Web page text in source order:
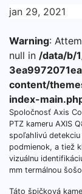
jan 29, 2021
Warning:
null in /data/b/
content/
index-
Spoločnosť Axis
PTZ kameru AXIS
spoľahlivú
podmienok, a tiež
vizuálnu
mm termálnou
Táto špičková